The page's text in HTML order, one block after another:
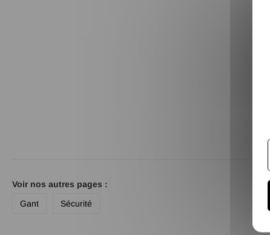
Voir nos autres pages :
Gant
Sécurité